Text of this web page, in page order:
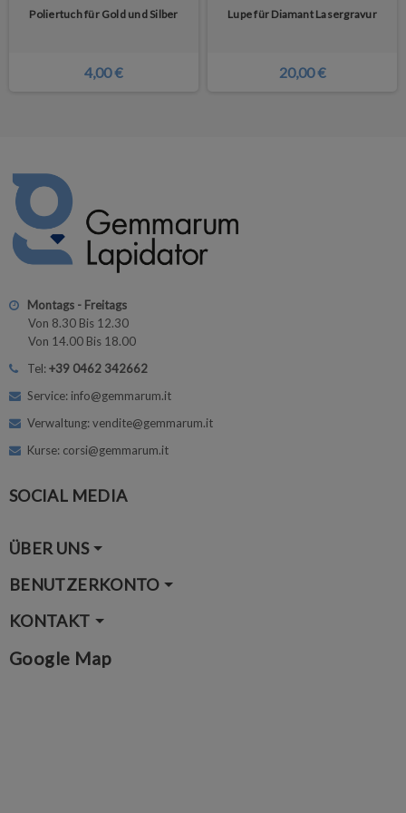
Poliertuch für Gold und Silber
4,00 €
Lupe für Diamant Lasergravur
20,00 €
Montags - Freitags
Von 8.30 Bis 12.30
Von 14.00 Bis 18.00
Tel:+39 0462 342662
Service: info@gemmarum.it
Verwaltung: vendite@gemmarum.it
Kurse: corsi@gemmarum.it
SOCIAL MEDIA
ÜBER UNS
BENUTZERKONTO
KONTAKT
Google Map